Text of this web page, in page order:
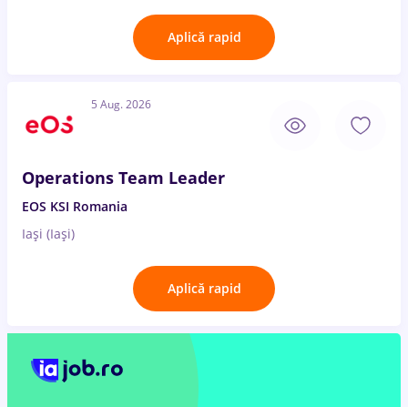
Aplică rapid
5 Aug. 2026
Operations Team Leader
EOS KSI Romania
Iași (Iași)
Aplică rapid